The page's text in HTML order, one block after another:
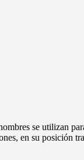
se utilizan
en su posición